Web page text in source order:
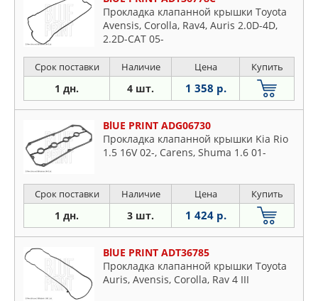
Прокладка клапанной крышки Toyota
Avensis, Corolla, Rav4, Auris 2.0D-4D,
2.2D-CAT 05-
Срок поставки Наличие Цена Купить
1 дн. 4 шт. 1 358 р.
BlUE PRINT ADG06730
Прокладка клапанной крышки Kia Rio
1.5 16V 02-, Carens, Shuma 1.6 01-
Срок поставки Наличие Цена Купить
1 дн. 3 шт. 1 424 р.
BlUE PRINT ADT36785
Прокладка клапанной крышки Toyota
Auris, Avensis, Corolla, Rav 4 III